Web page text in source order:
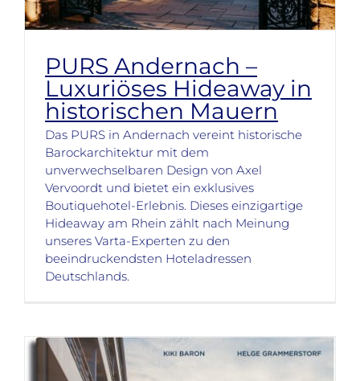
PURS Andernach –
Luxuriöses Hideaway in
historischen Mauern
Das PURS in Andernach vereint historische
Barockarchitektur mit dem
unverwechselbaren Design von Axel
Vervoordt und bietet ein exklusives
Boutiquehotel-Erlebnis. Dieses einzigartige
Hideaway am Rhein zählt nach Meinung
unseres Varta-Experten zu den
beeindruckendsten Hoteladressen
Deutschlands.